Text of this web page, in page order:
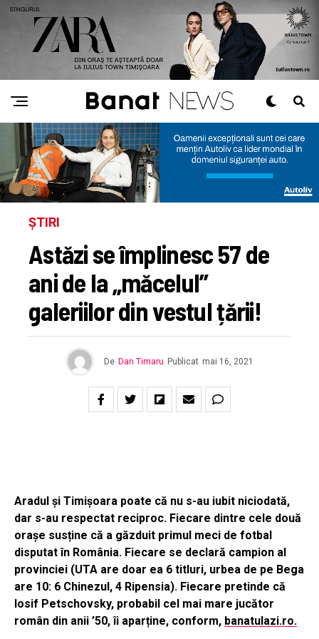
ȘTIRI
Astăzi se împlinesc 57 de
ani de la „măcelul”
galeriilor din vestul țării!
De Dan Timaru Publicat mai 16, 2021
Aradul și Timișoara poate că nu s-au iubit niciodată,
dar s-au respectat reciproc. Fiecare dintre cele două
orașe susține că a găzduit primul meci de fotbal
disputat în România. Fiecare se declară campion al
provinciei (UTA are doar ea 6 titluri, urbea de pe Bega
are 10: 6 Chinezul, 4 Ripensia). Fiecare pretinde că
Iosif Petschovsky, probabil cel mai mare jucător
român din anii ’50, îi aparține, conform, banatulazi.ro.